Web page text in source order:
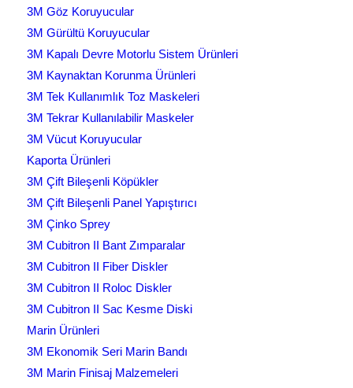
3M Göz Koruyucular
3M Gürültü Koruyucular
3M Kapalı Devre Motorlu Sistem Ürünleri
3M Kaynaktan Korunma Ürünleri
3M Tek Kullanımlık Toz Maskeleri
3M Tekrar Kullanılabilir Maskeler
3M Vücut Koruyucular
Kaporta Ürünleri
3M Çift Bileşenli Köpükler
3M Çift Bileşenli Panel Yapıştırıcı
3M Çinko Sprey
3M Cubitron II Bant Zımparalar
3M Cubitron II Fiber Diskler
3M Cubitron II Roloc Diskler
3M Cubitron II Sac Kesme Diski
Marin Ürünleri
3M Ekonomik Seri Marin Bandı
3M Marin Finisaj Malzemeleri